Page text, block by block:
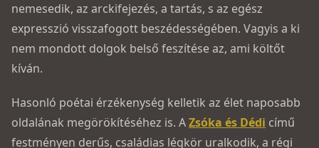
nemesedik, az arckifejezés, a tartás, s az egész
expresszió visszafogott beszédességében. Vagyis a ki
nem mondott dolgok belső feszítése az, ami költőt
kíván.
Hasonló poétai érzékenység kelletik az élet naposabb
oldalának megörökítéséhez is. AZsóka és Dédi című
festményen derűs, családias légkör uralkodik, a régi